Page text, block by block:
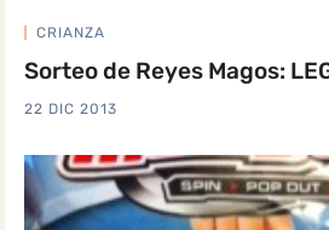
CRIANZA
Sorteo de Reyes Magos:
22 DIC 2013